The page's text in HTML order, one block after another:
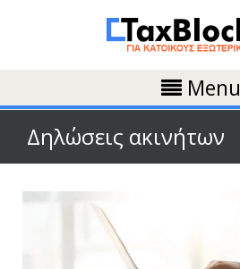
Menu
Δηλώσεις ακινήτων